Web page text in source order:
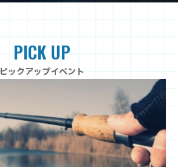
PICK UP
ピックアップイベント